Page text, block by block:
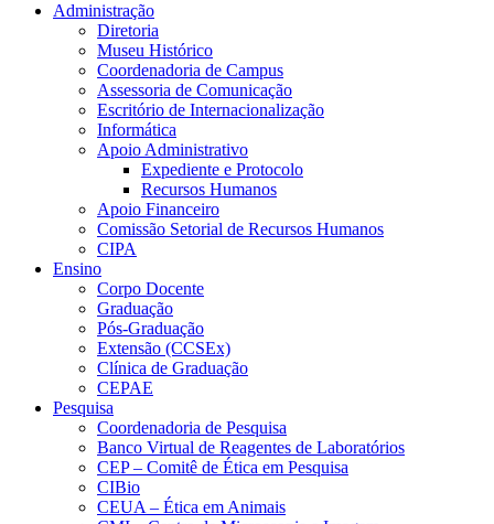
Administração
Diretoria
Museu Histórico
Coordenadoria de Campus
Assessoria de Comunicação
Escritório de Internacionalização
Informática
Apoio Administrativo
Expediente e Protocolo
Recursos Humanos
Apoio Financeiro
Comissão Setorial de Recursos Humanos
CIPA
Ensino
Corpo Docente
Graduação
Pós-Graduação
Extensão (CCSEx)
Clínica de Graduação
CEPAE
Pesquisa
Coordenadoria de Pesquisa
Banco Virtual de Reagentes de Laboratórios
CEP – Comitê de Ética em Pesquisa
CIBio
CEUA – Ética em Animais